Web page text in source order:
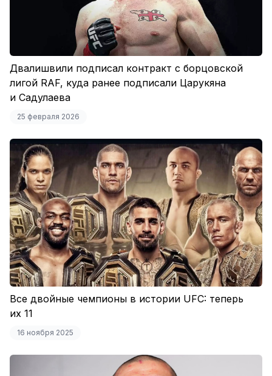
Двалишвили подписал контракт с борцовской
лигой RAF, куда ранее подписали Царукяна
и Садулаева
25 февраля 2026
Все двойные чемпионы в истории UFC: теперь
их 11
16 ноября 2025